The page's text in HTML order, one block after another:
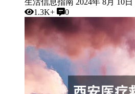
生活信息指南 2024年 8月 10日
1.3K+
0